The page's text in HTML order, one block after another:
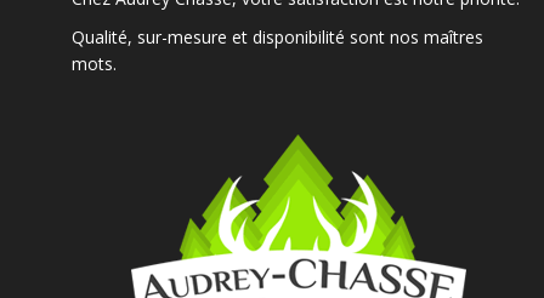
Qualité, sur-mesure et disponibilité sont nos maîtres
mots.